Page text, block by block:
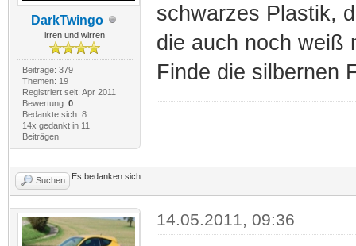
DarkTwingo
irren und wirren
Beiträge: 379
Themen: 19
Registriert seit: Apr 2011
Bewertung: 0
Bedankte sich: 8
14x gedankt in 11
Beiträgen
schwarzes Plastik,
die auch noch weiß
Finde die silbernen
Suchen Es bedanken sich:
14.05.2011, 09:36